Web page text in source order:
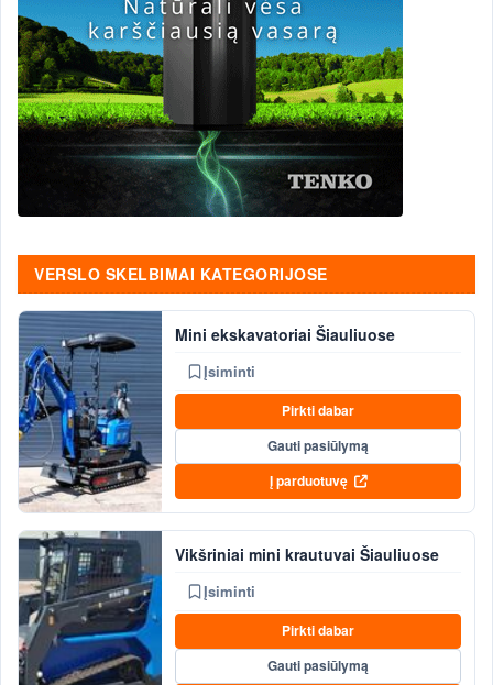
VERSLO SKELBIMAI KATEGORIJOSE
Mini ekskavatoriai Šiauliuose
Įsiminti
Pirkti dabar
Gauti pasiūlymą
Į parduotuvę
Vikšriniai mini krautuvai Šiauliuose
Įsiminti
Pirkti dabar
Gauti pasiūlymą